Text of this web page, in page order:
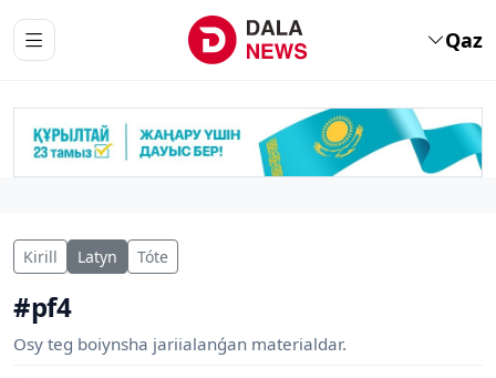
Qaz
Kirill Latyn Tóte
#pf4
Osy teg boiynsha jariialanǵan materialdar.